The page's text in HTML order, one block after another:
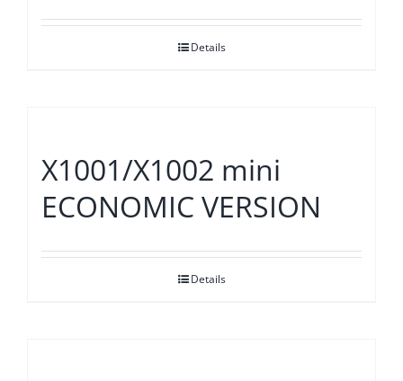
Details
X1001/X1002 mini
ECONOMIC VERSION
Details